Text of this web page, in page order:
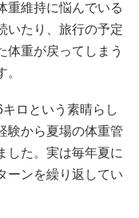
重維持に悩んでいる
いたり、旅行の予定
体重が戻ってしまう
ロという素晴らし
験から夏場の体重管
した。実は毎年夏に
ーンを繰り返してい